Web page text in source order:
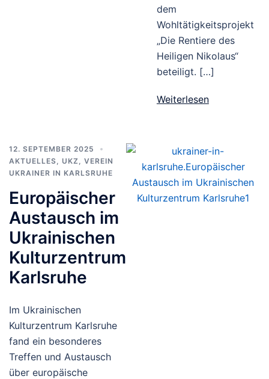
dem
Wohltätigkeitsprojekt
„Die Rentiere des
Heiligen Nikolaus“
beteiligt. […]
Weiterlesen
12. SEPTEMBER 2025
AKTUELLES
UKZ
VEREIN
UKRAINER IN KARLSRUHE
Europäischer
Austausch im
Ukrainischen
Kulturzentrum
Karlsruhe
Im Ukrainischen
Kulturzentrum Karlsruhe
fand ein besonderes
Treffen und Austausch
über europäische